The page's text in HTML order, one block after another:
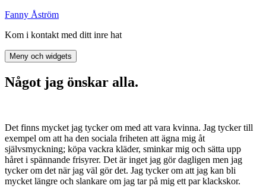
Hoppa
innehåll
Fanny Åström
Kom i kontakt med ditt inre hat
Meny och widgets
Något jag önskar alla.
Det finns mycket jag tycker om med att vara kvinna. Jag tycker till
exempel om att ha den sociala friheten att ägna mig åt
självsmyckning; köpa vackra kläder, sminkar mig och sätta upp
håret i spännande frisyrer. Det är inget jag gör dagligen men jag
tycker om det när jag väl gör det. Jag tycker om att jag kan bli
mycket längre och slankare om jag tar på mig ett par klackskor.